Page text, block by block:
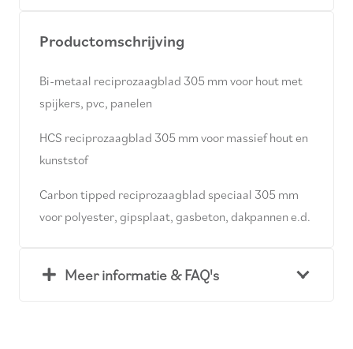
Productomschrijving
Bi-metaal reciprozaagblad 305 mm voor hout met
spijkers, pvc, panelen
HCS reciprozaagblad 305 mm voor massief hout en
kunststof
Carbon tipped reciprozaagblad speciaal 305 mm
voor polyester, gipsplaat, gasbeton, dakpannen e.d.
Meer informatie & FAQ's